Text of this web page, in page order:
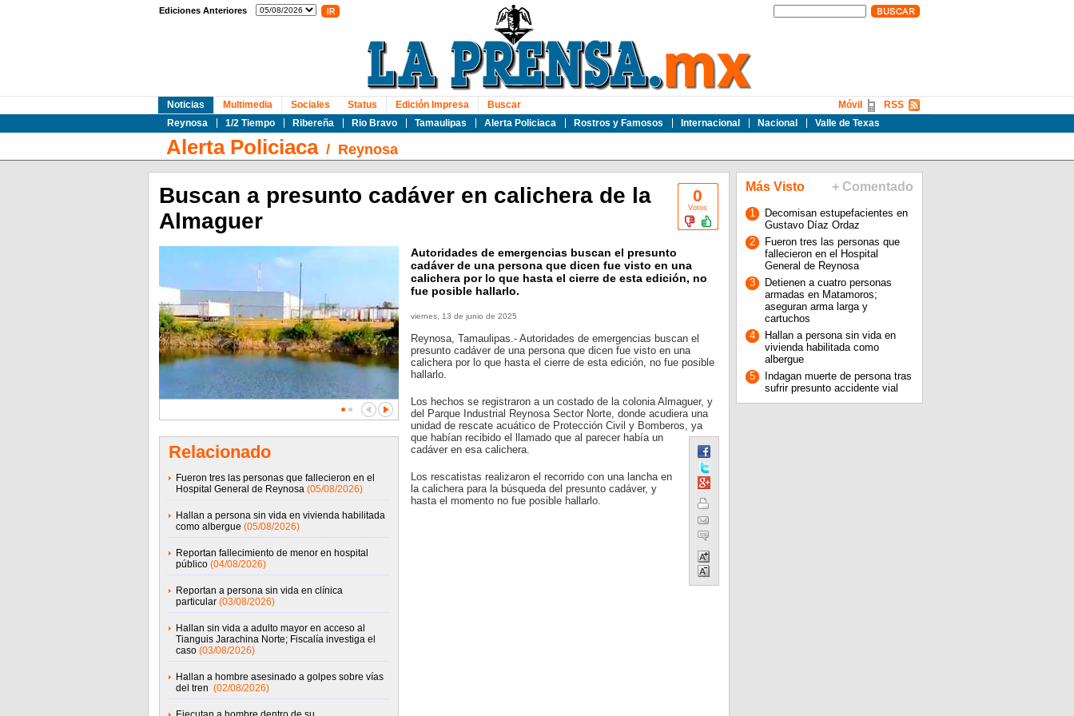
Ediciones Anteriores
Noticias
Reynosa
1/2 Tiempo Ribereña Rio Bravo Tamaulipas Alerta Policiaca Rostros y Famosos Internacional Nacional Valle de Texas
Multimedia Sociales Status Edición Impresa Buscar RSS
Móvil
Alerta Policiaca/ Reynosa
0
Votos
Buscan a presunto cadáver en calichera de la
Almaguer
Relacionado
Fueron tres las personas que fallecieron en el
Hospital General de Reynosa (05/08/2026)
Hallan a persona sin vida en vivienda habilitada
como albergue (05/08/2026)
Reportan fallecimiento de menor en hospital
público (04/08/2026)
Reportan a persona sin vida en clínica
particular (03/08/2026)
Hallan sin vida a adulto mayor en acceso al
Tianguis Jarachina Norte; Fiscalía investiga el
caso (03/08/2026)
Hallan a hombre asesinado a golpes sobre vías
del tren (02/08/2026)
Autoridades de emergencias buscan el presunto
cadáver de una persona que dicen fue visto en una
calichera por lo que hasta el cierre de esta edición, no
fue posible hallarlo.
viernes, 13 de junio de 2025
Reynosa, Tamaulipas.- Autoridades de emergencias buscan el
presunto cadáver de una persona que dicen fue visto en una
calichera por lo que hasta el cierre de esta edición, no fue posible
hallarlo.
Los hechos se registraron a un costado de la colonia Almaguer, y
del Parque Industrial Reynosa Sector Norte, donde acudiera una
unidad de rescate acuático de Protección Civil y Bomberos, ya
que habían recibido el llamado que al parecer había un
cadáver en esa calichera.
Los rescatistas realizaron el recorrido con una lancha en
la calichera para la búsqueda del presunto cadáver, y
hasta el momento no fue posible hallarlo.
Más Visto + Comentado
1
Decomisan estupefacientes en
Gustavo Díaz Ordaz
2
Fueron tres las personas que
fallecieron en el Hospital
General de Reynosa
3
Detienen a cuatro personas
armadas en Matamoros;
aseguran arma larga y
cartuchos
4
Hallan a persona sin vida en
vivienda habilitada como
albergue
5
Indagan muerte de persona tras
sufrir presunto accidente vial